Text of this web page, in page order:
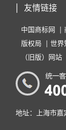
友情链接
中国商标网
版权局
世界
（旧版）网站
地址：上海市